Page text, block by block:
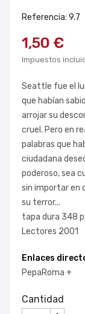
Referencia: 9.7
1,50 €
Impuestos
Seattle fue el
que habían
arrojar su
cruel. Pero en
palabras que
ciudadana
poderoso, sea
sin importar en
su terror...
tapa dura 348
Lectores 2001
Enlaces
PepaRoma +
Cantidad